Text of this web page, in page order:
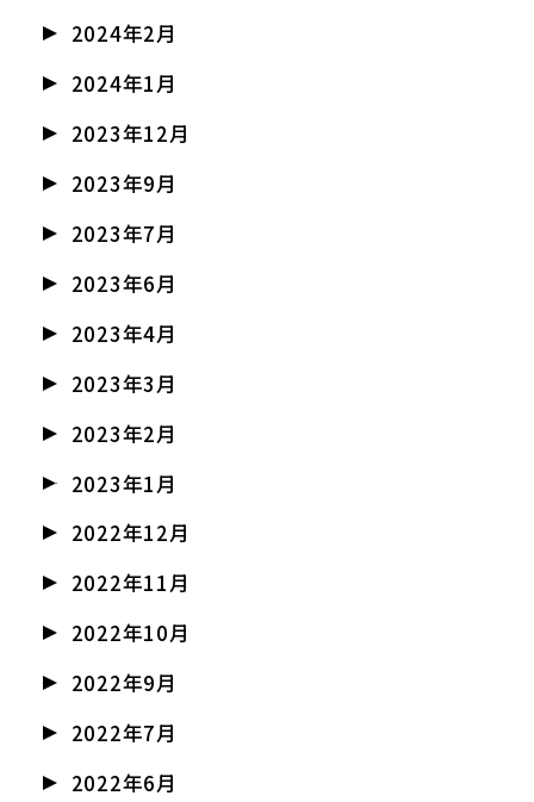
2024年2月
2024年1月
2023年12月
2023年9月
2023年7月
2023年6月
2023年4月
2023年3月
2023年2月
2023年1月
2022年12月
2022年11月
2022年10月
2022年9月
2022年7月
2022年6月